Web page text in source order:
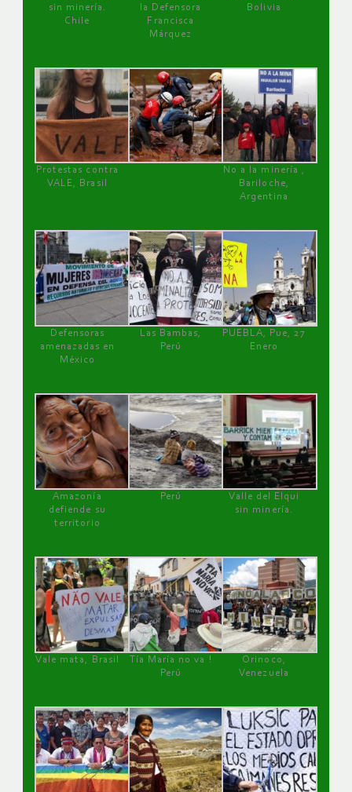
sin minería.
Chile
la Defensora
Francisca
Márquez
Bolivia
Protestas contra
VALE, Brasil
No a la minería ,
Bariloche,
Argentina
Defensoras
amenazadas en
México
Las Bambas,
Perú
PUEBLA, Pue, 27
Enero
Amazonía
defiende su
territorio
Perú
Valle del Elqui
sin minería.
Vale mata, Brasil
Tía María no va !
Perú
Orinoco,
Venezuela